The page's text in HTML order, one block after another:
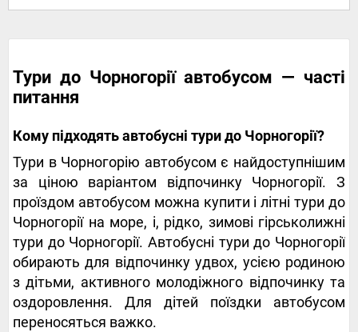
Тури до Чорногорії автобусом — часті
питання
Кому підходять автобусні тури до Чорногорії?
Тури в Чорногорію автобусом є найдоступнішим
за ціною варіантом відпочинку Чорногорії. З
проїздом автобусом можна купити і літні тури до
Чорногорії на море, і, рідко, зимові гірськолижні
тури до Чорногорії. Автобусні тури до Чорногорії
обирають для відпочинку удвох, усією родиною
з дітьми, активного молодіжного відпочинку та
оздоровлення. Для дітей поїздки автобусом
переносяться важко.